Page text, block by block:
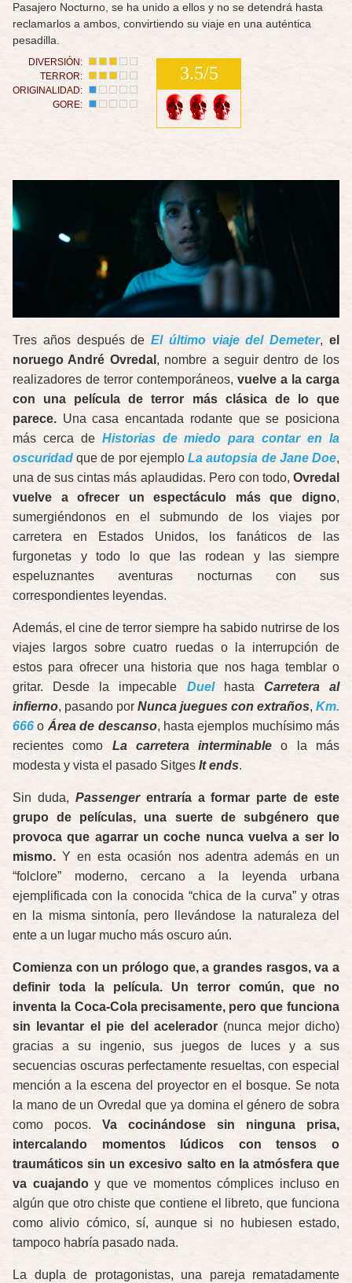
Pasajero Nocturno, se ha unido a ellos y no se detendrá hasta
reclamarlos a ambos, convirtiendo su viaje en una auténtica
pesadilla.
DIVERSIÓN:
TERROR:
ORIGINALIDAD:
GORE:
3.5/5
Tres años después deEl último viaje del Demeter,el
noruego André Ovredal , nombre a seguir dentro de los
realizadores de terror contemporáneos, vuelve a la carga
con una película de terror más clásica de lo que
parece. Una casa encantada rodante que se posiciona
más cerca de Historias de miedo para contar en la
oscuridad que de por ejemploLa autopsia de Jane Doe,
una de sus cintas más aplaudidas. Pero con todo, Ovredal
vuelve a ofrecer un espectáculo más que digno,
sumergiéndonos en el submundo de los viajes por
carretera en Estados Unidos, los fanáticos de las
furgonetas y todo lo que las rodean y las siempre
espeluznantes aventuras nocturnas con sus
correspondientes leyendas.
Además, el cine de terror siempre ha sabido nutrirse de los
viajes largos sobre cuatro ruedas o la interrupción de
estos para ofrecer una historia que nos haga temblar o
gritar. Desde la impecable Duelhasta Carretera al
infierno, pasando por Nunca juegues con extraños, Km.
666 o Área de descanso, hasta ejemplos muchísimo más
recientes como La carretera interminable o la más
modesta y vista el pasado Sitges It ends.
Sin duda, Passengerentraría a formar parte de este
grupo de películas, una suerte de subgénero que
provoca que agarrar un coche nunca vuelva a ser lo
mismo. Y en esta ocasión nos adentra además en un
“folclore” moderno, cercano a la leyenda urbana
ejemplificada con la conocida “chica de la curva” y otras
en la misma sintonía, pero llevándose la naturaleza del
ente a un lugar mucho más oscuro aún.
Comienza con un prólogo que, a grandes rasgos, va a
definir toda la película. Un terror común, que no
inventa la Coca-Cola precisamente, pero que funciona
sin levantar el pie del acelerador(nunca mejor dicho)
gracias a su ingenio, sus juegos de luces y a sus
secuencias oscuras perfectamente resueltas, con especial
mención a la escena del proyector en el bosque. Se nota
la mano de un Ovredal que ya domina el género de sobra
como pocos. Va cocinándose sin ninguna prisa,
intercalando momentos lúdicos con tensos o
traumáticos sin un excesivo salto en la atmósfera que
va cuajandoy que ve momentos cómplices incluso en
algún que otro chiste que contiene el libreto, que funciona
como alivio cómico, sí, aunque si no hubiesen estado,
tampoco habría pasado nada.
La dupla de protagonistas, una pareja rematadamente